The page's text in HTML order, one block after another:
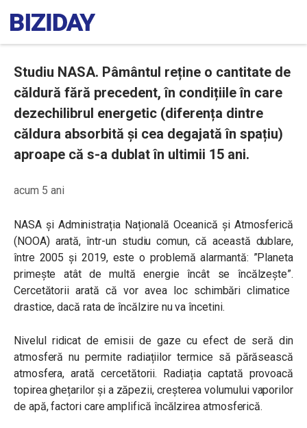
Studiu NASA. Pâmântul reține o cantitate de
căldură fără precedent, în condițiile în care
dezechilibrul energetic (diferența dintre
căldura absorbită și cea degajată în spațiu)
aproape că s-a dublat în ultimii 15 ani.
acum 5 ani
NASA și Administrația Națională Oceanică și Atmosferică
(NOOA) arată, într-un studiu comun, că această dublare,
între 2005 și 2019, este o problemă alarmantă: ”Planeta
primește atât de multă energie încât se încălzește”.
Cercetătorii arată că vor avea loc schimbări climatice
drastice, dacă rata de încălzire nu va încetini.
Nivelul ridicat de emisii de gaze cu efect de seră din
atmosferă nu permite radiațiilor termice să părăsească
atmosfera, arată cercetătorii. Radiația captată provoacă
topirea ghețarilor și a zăpezii, creșterea volumului vaporilor
de apă, factori care amplifică încălzirea atmosferică.